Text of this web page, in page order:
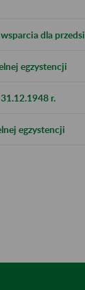
dla
egzystencji
r.
egzystencji